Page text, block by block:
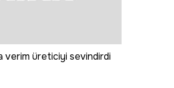
verim üreticiyi sevindirdi